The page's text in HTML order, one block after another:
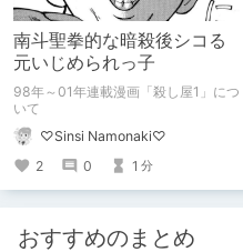
南斗聖拳的な暗殺後シコる
元いじめられっ子
98年～01年連載漫画「殺し屋1」につ
いて
♡Sinsi Namonaki♡
2
0 1 分
おすすめのまとめ